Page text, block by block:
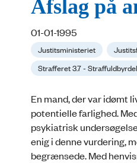
Afslag på
01-01-1995
Justitsministeriet
Strafferet 3.7 -
En mand, der var idømt
potentielle farlighed.
psykiatrisk
enig i denne vurdering,
begrænsede. Med